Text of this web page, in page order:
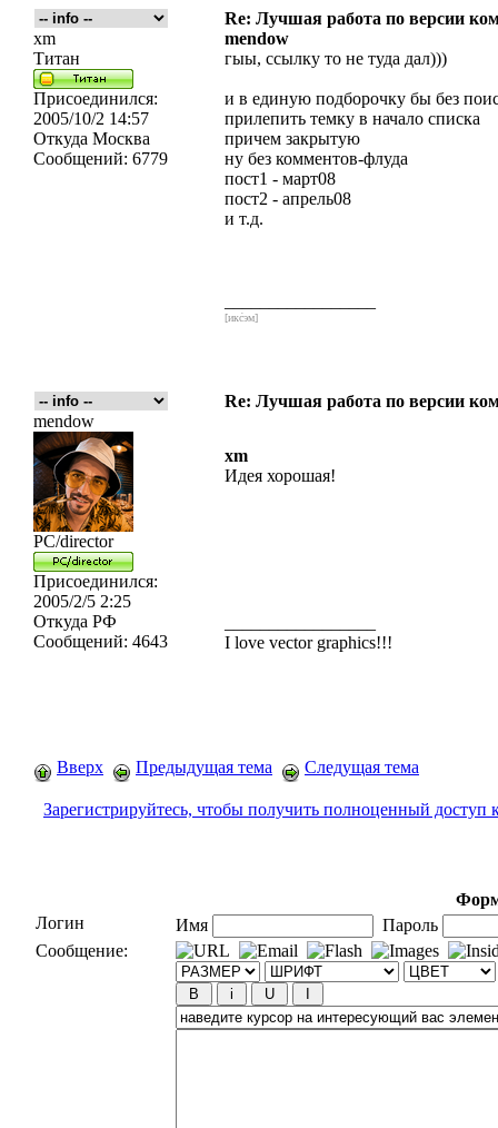
Re: Лучшая работа по версии
xm
Титан
Присоединился:
2005/10/2 14:57
Откуда Москва
Сообщений: 6779
mendow
гыы, ссылку то не туда дал)))
и в единую подборочку бы без
прилепить темку в начало списка
причем закрытую
ну без комментов-флуда
пост1 - март08
пост2 - апрель08
и т.д.
[икс́эм]
Re: Лучшая работа по версии
mendow
PC/director
Присоединился:
2005/2/5 2:25
Откуда РФ
Сообщений: 4643
xm
Идея хорошая!
I love vector graphics!!!
Вверх Предыдущая тема Следущая тема
Зарегистрируйтесь, чтобы получить полноценный доступ
Логин
Имя
Пароль
Сообщение: